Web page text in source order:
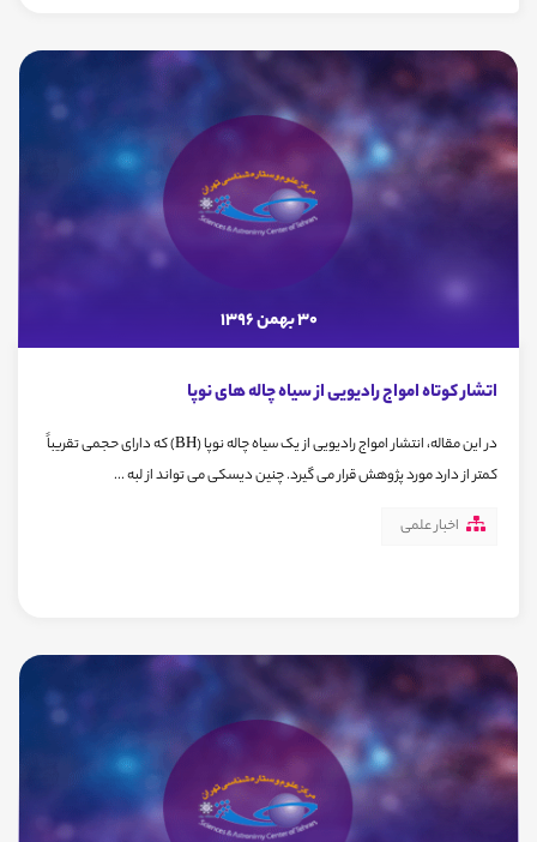
30 بهمن 1396
اتشار کوتاه امواج رادیویی از سیاه چاله های نوپا
در این مقاله، انتشار امواج رادیویی از یک سیاه چاله نوپا (BH) که دارای حجمی تقریباً
کمتر از دارد مورد پژوهش قرار می گیرد. چنین دیسکی می تواند از لبه ...
اخبار علمی